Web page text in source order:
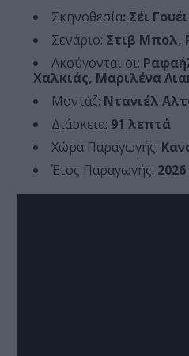
Σκηνοθεσία: Σέι
Σενάριο: Στιβ Μπολ,
Ακούγονται οι:
Χαλκιάς, Μαριλένα
Μοντάζ: Ντανιέλ
Διάρκεια: 91 λεπτά
Χώρα Παραγωγής:
Έτος Παραγωγής: 2026